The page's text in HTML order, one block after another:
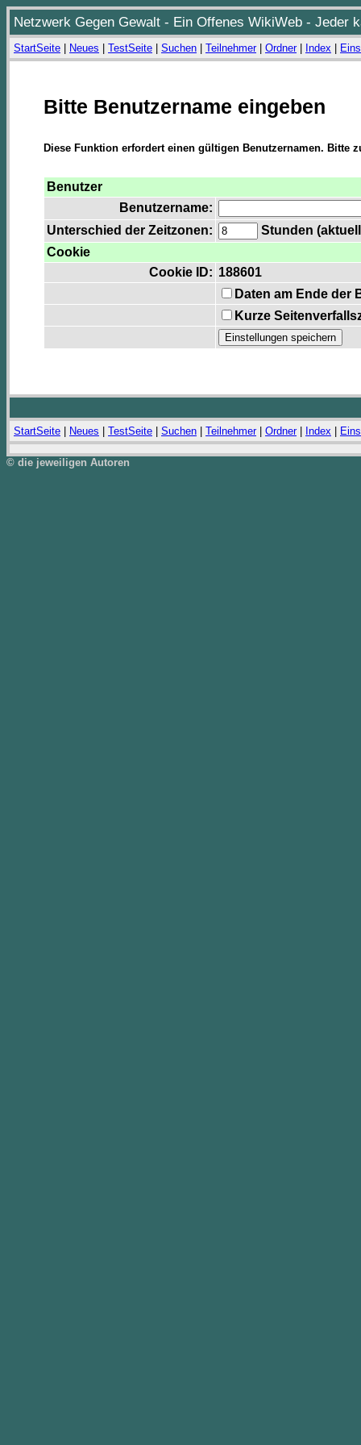
Netzwerk Gegen Gewalt - Ein Offenes WikiWeb - Jeder
StartSeite Neues TestSeite Suchen Teilnehmer| Ordner| Index
Bitte Benutzername eingeben
Diese Funktion erfordert einen gültigen Benutzernamen. Bitte
Benutzer
Benutzername:
Unterschied der Zeitzonen:
Stunden
Cookie
Cookie ID: 188601
Daten am Ende der
Kurze
StartSeite Neues TestSeite Suchen Teilnehmer| Ordner| Index
© die jeweiligen Autoren